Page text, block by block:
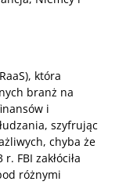
która
branż na
i
szyfrując
chyba że
FBI zakłóciła
różnymi